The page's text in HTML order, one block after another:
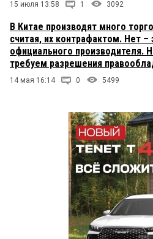
15 июля 13:58 1 3092
В Китае производят много
считая, их контрафактом. Нет
официального производителя.
требуем разрешения
14 мая 16:14 0 5499